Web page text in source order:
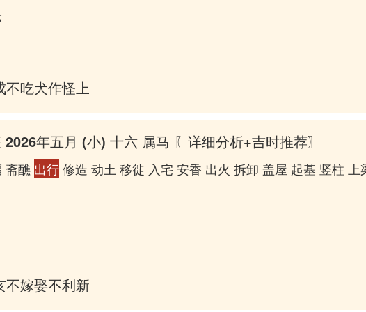
吃犬作怪上床
年五月 (小) 十六 属马 〖详细分析+吉时推荐〗
斋醮 出行修造 动土 移徙 入宅 安香 出火 拆卸 盖屋 起基 竖柱 上
嫁娶不利新郎